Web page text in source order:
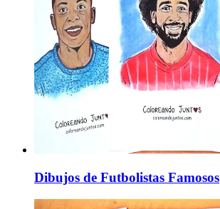
Dibujos de Futbolistas Famosos